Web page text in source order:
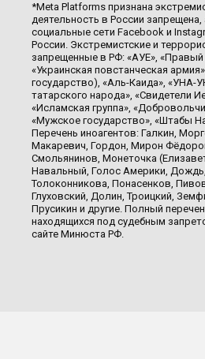
*Meta Platforms признана
деятельность в России
социальные сети Facebook и
России. Экстремистские и
запрещенные в РФ: «АУЕ», «Правый
«Украинская повстанческая
государство), «Аль-Каида»,
татарского народа», «Свидетели
«Исламская группа»,
«Мужское государство», «Штабы
Перечень иноагентов: Галкин,
Макаревич, Гордон, Мирон
Смольянинов, Монеточка
Навальный, Голос Америки,
Толоконникова, Понасенков,
Глуховский, Долин, Троицкий,
Прусикин и другие. Полный
находящихся под судебным
сайте Минюста РФ.